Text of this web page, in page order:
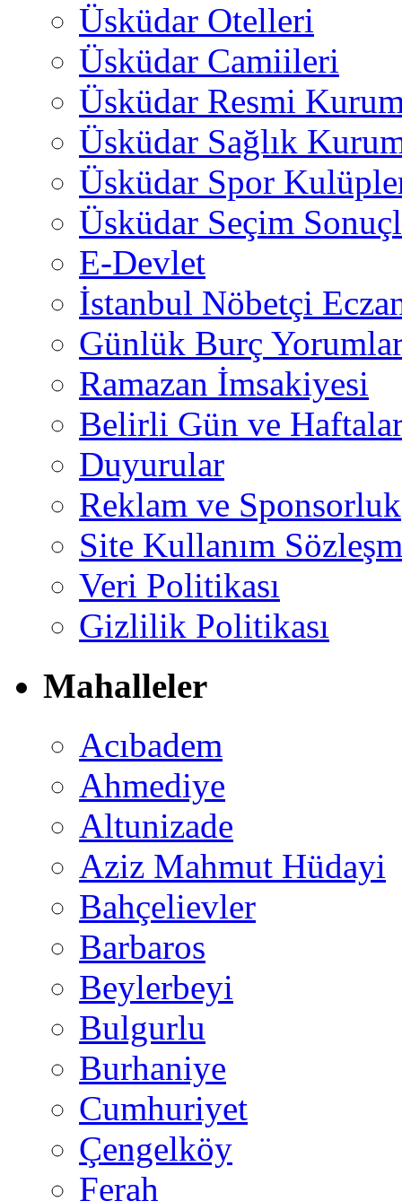
Üsküdar Otelleri
Üsküdar Camiileri
Üsküdar Resmi
Üsküdar Sağlık
Üsküdar Spor
Üsküdar Seçim
E-Devlet
İstanbul Nöbetçi
Günlük Burç
Ramazan İmsakiyesi
Belirli Gün ve
Duyurular
Reklam ve Sponsorluk
Site Kullanım
Veri Politikası
Gizlilik Politikası
Mahalleler
Acıbadem
Ahmediye
Altunizade
Aziz Mahmut Hüdayi
Bahçelievler
Barbaros
Beylerbeyi
Bulgurlu
Burhaniye
Cumhuriyet
Çengelköy
Ferah